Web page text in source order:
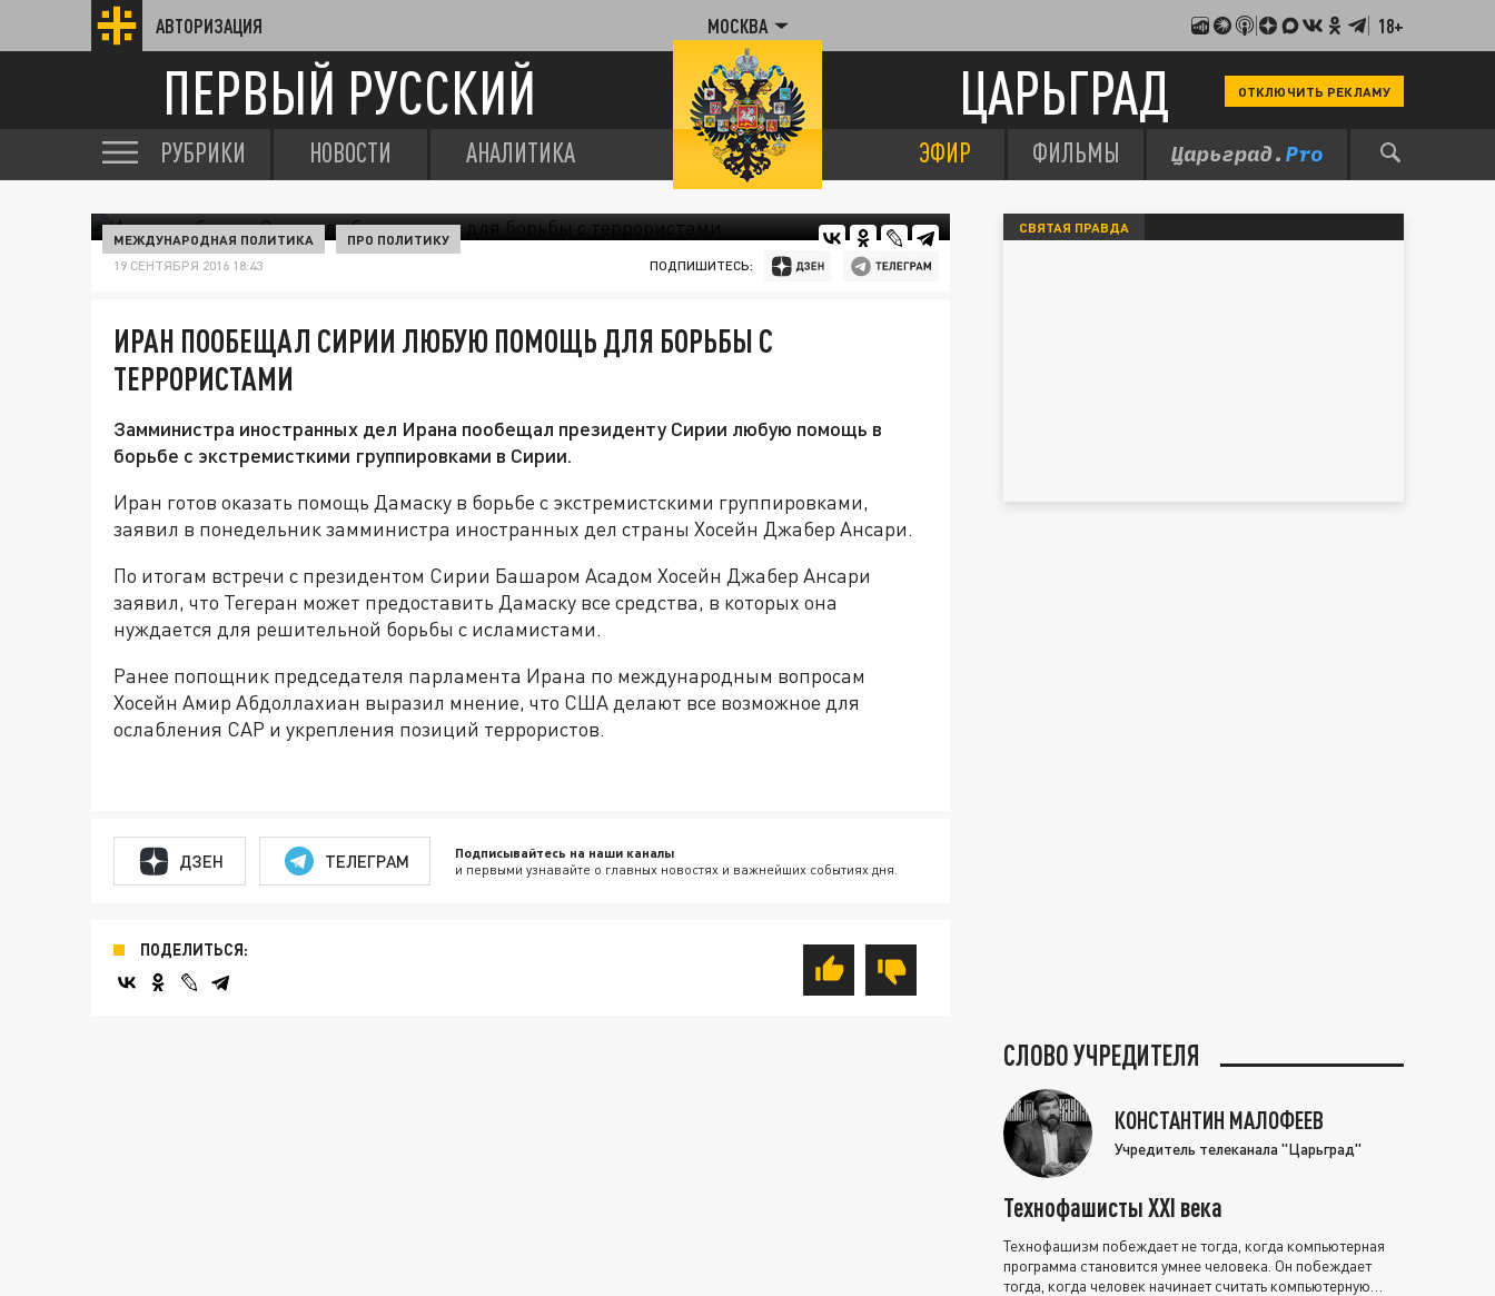
АВТОРИЗАЦИЯ МОСКВА 18+
ПЕРВЫЙ РУССКИЙ ЦАРЬГРАД ОТКЛЮЧИТЬ РЕКЛАМУ
РУБРИКИ НОВОСТИ АНАЛИТИКА ЭФИР ФИЛЬМЫ
МЕЖДУНАРОДНАЯ ПОЛИТИКА ПРО ПОЛИТИКУ
19 СЕНТЯБРЯ 2016 18:43 ПОДПИШИТЕСЬ:
ИРАН ПООБЕЩАЛ СИРИИ ЛЮБУЮ ПОМОЩЬ ДЛЯ БОРЬБЫ С
ТЕРРОРИСТАМИ
Замминистра иностранных дел Ирана пообещал президенту Сирии любую помощь в
борьбе с экстремисткими группировками в Сирии.
Иран готов оказать помощь Дамаску в борьбе с экстремистскими группировками,
заявил в понедельник замминистра иностранных дел страны Хосейн Джабер Ансари.
По итогам встречи с президентом Сирии Башаром Асадом Хосейн Джабер Ансари
заявил, что Тегеран может предоставить Дамаску все средства, в которых она
нуждается для решительной борьбы с исламистами.
Ранее попощник председателя парламента Ирана по международным вопросам
Хосейн Амир Абдоллахиан выразил мнение, что США делают все возможное для
ослабления САР и укрепления позиций террористов.
ДЗЕН ТЕЛЕГРАМ Подписывайтесь на наши каналы
и первыми узнавайте о главных новостях и важнейших событиях дня.
ПОДЕЛИТЬСЯ:
СВЯТАЯ ПРАВДА
СЛОВО УЧРЕДИТЕЛЯ
КОНСТАНТИН МАЛОФЕЕВ
Учредитель телеканала "Царьград"
Технофашисты XXI века
Технофашизм побеждает не тогда, когда компьютерная
программа становится умнее человека. Он побеждает
тогда, когда человек начинает считать компьютерную